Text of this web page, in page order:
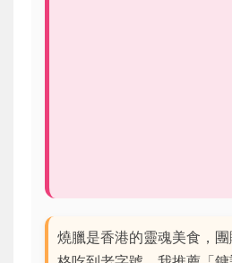
燒臘是香港的靈魂美食，